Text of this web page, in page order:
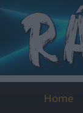
content
Home